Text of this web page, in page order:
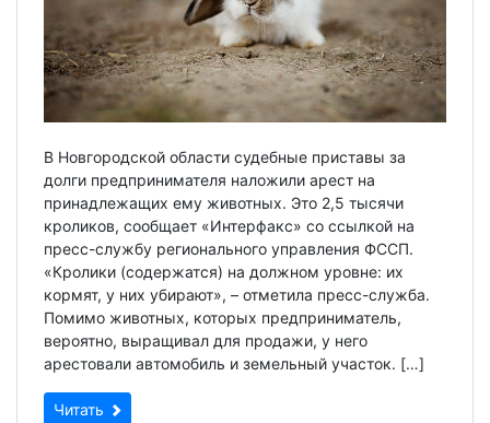
В Новгородской области судебные приставы за
долги предпринимателя наложили арест на
принадлежащих ему животных. Это 2,5 тысячи
кроликов, сообщает «Интерфакс» со ссылкой на
пресс-службу регионального управления ФССП.
«Кролики (содержатся) на должном уровне: их
кормят, у них убирают», – отметила пресс-служба.
Помимо животных, которых предприниматель,
вероятно, выращивал для продажи, у него
арестовали автомобиль и земельный участок. […]
Читать